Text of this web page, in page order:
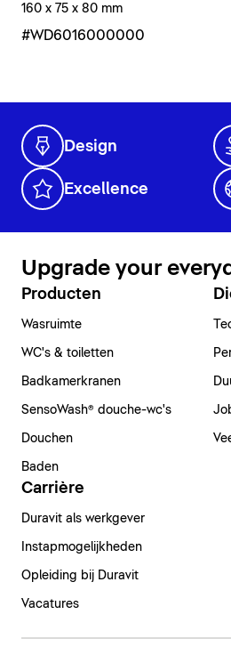
160 x 75 x 80 mm
#WD6016000000
Design
Excellence
Upgrade your
Producten
Wasruimte
WC's & toiletten
Badkamerkranen
SensoWash® douche-wc's
Douchen
Baden
Carrière
Duravit als werkgever
Instapmogelijkheden
Opleiding bij Duravit
Vacatures